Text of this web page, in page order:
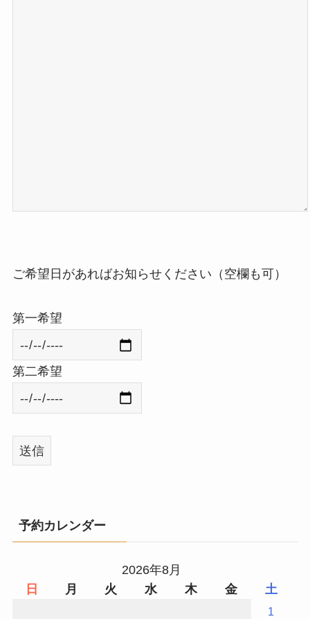
ご希望日があればお知らせください（空欄も可）
第一希望
第二希望
予約カレンダー
2026年8月
日
月 火 水 木 金 土
1